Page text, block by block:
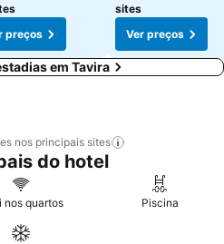
preços
sites
Ver preços
em Tavira
nos principais sites
do hotel
nos quartos Piscina